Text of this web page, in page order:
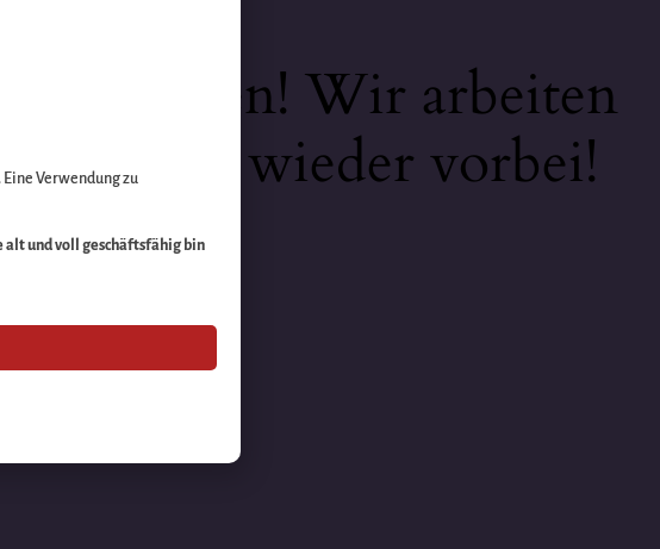
Wir arbeiten
Sie bald wieder vorbei!
Verwendung zu
alt und voll geschäftsfähig bin